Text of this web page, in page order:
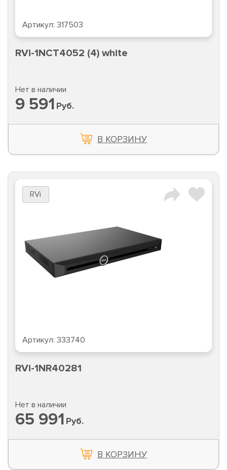
Артикул: 317503
RVi-1NCT4052 (4) white
Нет в наличии
9 591 Руб.
В КОРЗИНУ
RVi
Артикул: 333740
RVi-1NR40281
Нет в наличии
65 991 Руб.
В КОРЗИНУ